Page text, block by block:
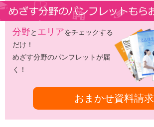
分野と エリアをチェックする
だけ！
めざす分野のパンフレットが届
く！
おまかせ資料請求